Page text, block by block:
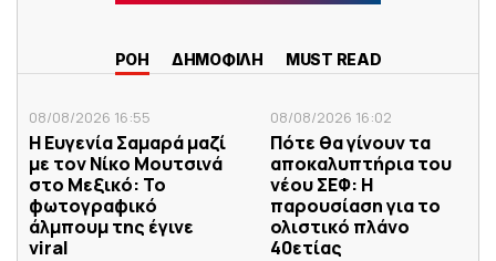
ΡΟΗ ΔΗΜΟΦΙΛΗ MUST READ
08/08/2026 16:55
Η Ευγενία Σαμαρά μαζί
με τον Νίκο Μουτσινά
στο Μεξικό: Το
φωτογραφικό
άλμπουμ της έγινε
viral
08/08/2026 16:02
Πότε θα γίνουν τα
αποκαλυπτήρια του
νέου ΣΕΦ: Η
παρουσίαση για το
ολιστικό πλάνο
40ετίας